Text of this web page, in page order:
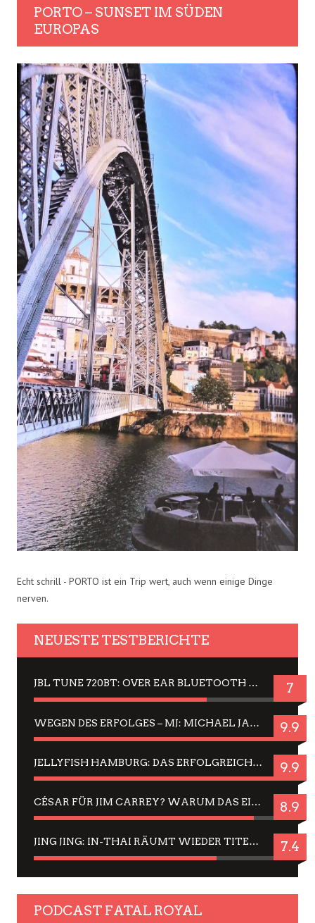
PORTO – SUNSET IM SÜDEN
EUROPAS
Echt schrill - PORTO ist ein Trip wert, auch wenn einige Dinge
nerven.
NEUESTE TESTBERICHTE
JBL TUNE 720BT: OVER EAR BLUETOOTH KOPFHÖRER UM DIE 50,-€ IM DAUER-TEST 7
WEGEN DES ERFOLGES – MJ: MICHAEL JACKSON MUSICAL IN EINER MATINEE SEHEN 9.9
JELLYFISH HAMBURG: DAS ERFOLGREICHE SOMMER-MENÜ 2025 IN GEFÜHLEN UND BILDERN 9.9
CÉSAR FÜR JIM CARREY? WARUM DAS EINER DER NERVIGSTEN ACTORS IST UND BLEIBT 8.9
JING JING: IN-THAI RÄUMT WIEDER TITEL AB – EIN ZWEI-STUNDEN-ERLEBNISBERICHT 7.4
PODCAST FATAL ROYAL